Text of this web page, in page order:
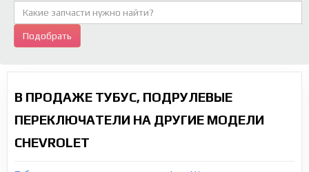
Подобрать
В ПРОДАЖЕ ТУБУС, ПОДРУЛЕВЫЕ
ПЕРЕКЛЮЧАТЕЛИ НА ДРУГИЕ МОДЕЛИ
CHEVROLET